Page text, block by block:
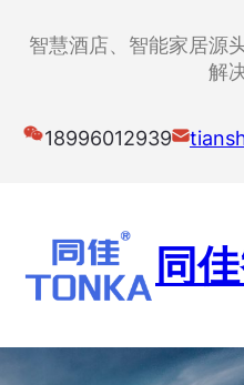
智慧酒店、智能家居源
解
18996012939
同